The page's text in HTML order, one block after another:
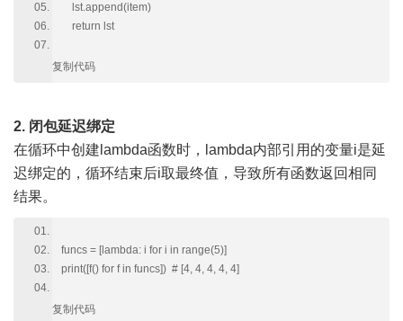
lst.append(item)
return lst
复制代码
2. 闭包延迟绑定
在循环中创建lambda函数时，lambda内部引用的变量i是延
迟绑定的，循环结束后i取最终值，导致所有函数返回相同
结果。
funcs = [lambda: i for i in range(5)]
print([f() for f in funcs]) # [4, 4, 4, 4, 4]
复制代码